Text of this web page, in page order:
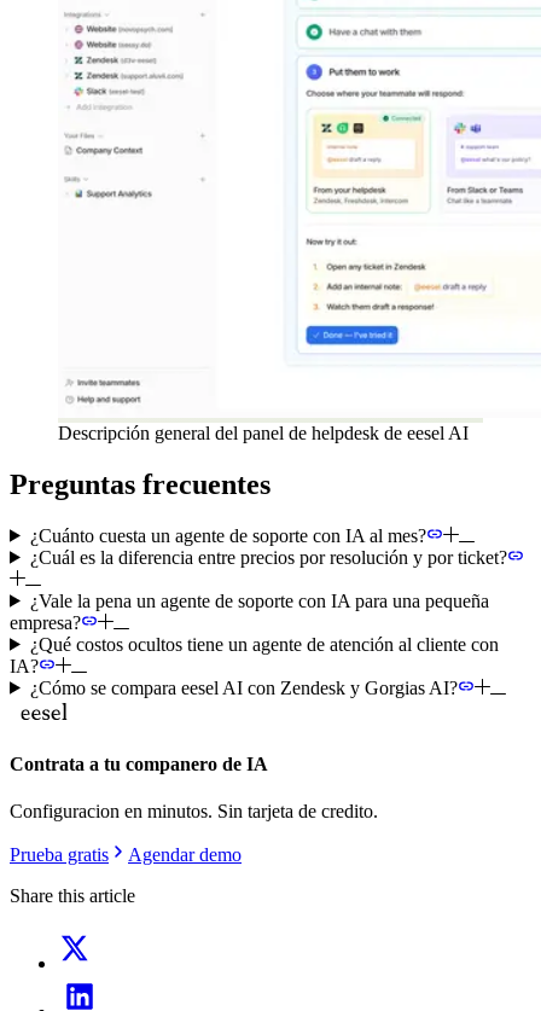
Descripción general del panel de helpdesk de eesel AI
Preguntas frecuentes
¿Cuánto cuesta un agente de soporte con IA al mes?
¿Cuál es la diferencia entre precios por resolución y por ticket?
¿Vale la pena un agente de soporte con IA para una pequeña
empresa?
¿Qué costos ocultos tiene un agente de atención al cliente con
IA?
¿Cómo se compara eesel AI con Zendesk y Gorgias AI?
Contrata a tu companero de IA
Configuracion en minutos. Sin tarjeta de credito.
Prueba gratis
Agendar demo
Share this article